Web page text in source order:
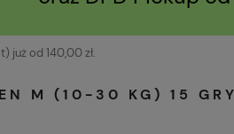
już od 140,00 zł.
M (10-30 KG) 15